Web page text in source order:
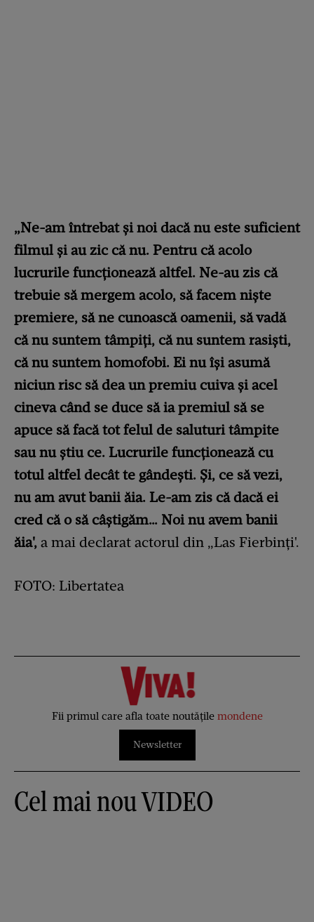
„Ne-am întrebat și noi dacă nu este suficient
filmul și au zic că nu. Pentru că acolo
lucrurile funcționează altfel. Ne-au zis că
trebuie să mergem acolo, să facem niște
premiere, să ne cunoască oamenii, să vadă
că nu suntem tâmpiți, că nu suntem rasiști,
că nu suntem homofobi. Ei nu își asumă
niciun risc să dea un premiu cuiva și acel
cineva când se duce să ia premiul să se
apuce să facă tot felul de saluturi tâmpite
sau nu știu ce. Lucrurile funcționează cu
totul altfel decât te gândești. Și, ce să vezi,
nu am avut banii ăia. Le-am zis că dacă ei
cred că o să câștigăm… Noi nu avem banii
ăia', a mai declarat actorul din „Las Fierbinți'.
FOTO: Libertatea
Fii primul care afla toate noutățile mondene
Newsletter
Cel mai nou VIDEO